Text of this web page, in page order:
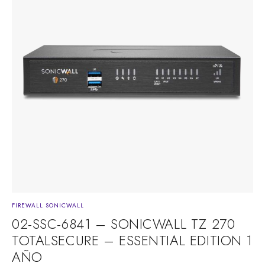
FIREWALL SONICWALL
02-SSC-6841 – SONICWALL TZ 270
TOTALSECURE – ESSENTIAL EDITION 1
AÑO